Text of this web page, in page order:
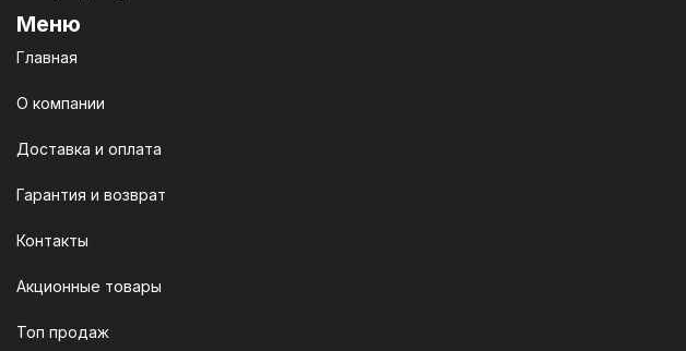
Меню
Главная
О компании
Доставка и оплата
Гарантия и возврат
Контакты
Акционные товары
Топ продаж